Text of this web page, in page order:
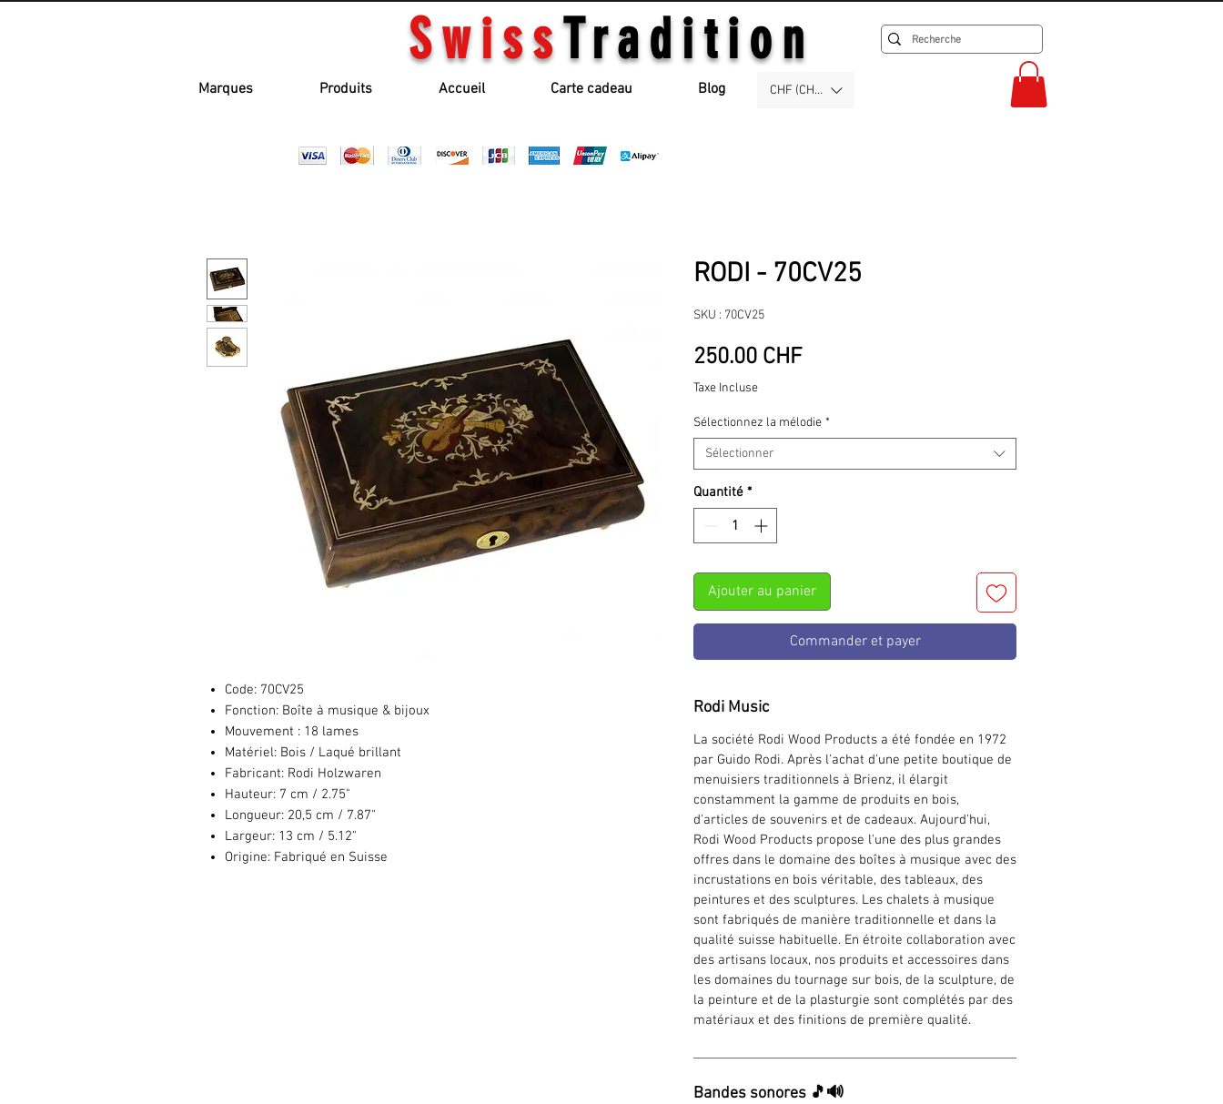
SwissTradition
Marques Produits Accueil Carte cadeau Blog CHF (CHF)
Code: 70CV25
Fonction: Boîte à musique & bijoux
Mouvement : 18 lames
Matériel: Bois / Laqué brillant
Fabricant: Rodi Holzwaren
Hauteur: 7 cm / 2.75"
Longueur: 20,5 cm / 7.87"
Largeur: 13 cm / 5.12"
Origine: Fabriqué en Suisse
RODI - 70CV25
SKU : 70CV25
250.00 CHFPrix
Taxe Incluse
Sélectionnez la mélodie *
Sélectionner
Quantité *
Ajouter au panier
Commander et payer
Rodi Music
La société Rodi Wood Products a été fondée en 1972
par Guido Rodi. Après l'achat d'une petite boutique de
menuisiers traditionnels à Brienz, il élargit
constamment la gamme de produits en bois,
d'articles de souvenirs et de cadeaux. Aujourd'hui,
Rodi Wood Products propose l'une des plus grandes
offres dans le domaine des boîtes à musique avec des
incrustations en bois véritable, des tableaux, des
peintures et des sculptures. Les chalets à musique
sont fabriqués de manière traditionnelle et dans la
qualité suisse habituelle. En étroite collaboration avec
des artisans locaux, nos produits et accessoires dans
les domaines du tournage sur bois, de la sculpture, de
la peinture et de la plasturgie sont complétés par des
matériaux et des finitions de première qualité.
Bandes sonores 🎵🔊